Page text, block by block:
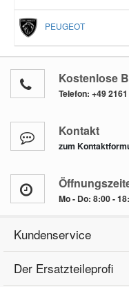
PEUGEOT
Kostenlose
Telefon: +49
Kontakt
zum
Mo - Do: 8:00 -
Kundenservice
Der Ersatzteileprofi